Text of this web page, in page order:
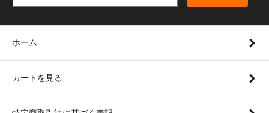
ホーム
カートを見る